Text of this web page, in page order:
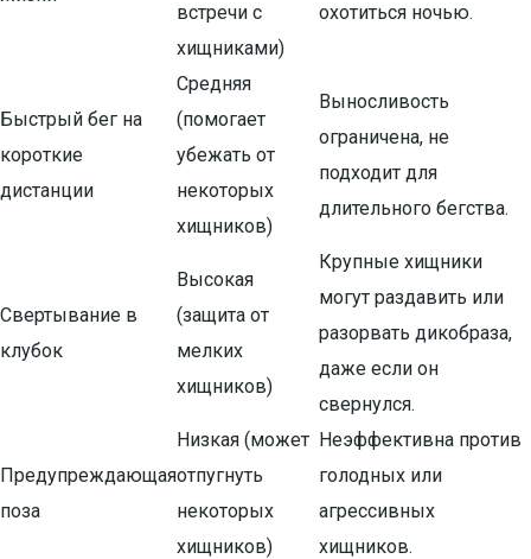
встречи с
хищниками)
охотиться ночью.
Быстрый бег на
короткие
дистанции
Средняя
(помогает
убежать от
некоторых
хищников)
Выносливость
ограничена, не
подходит для
длительного бегства.
Свертывание в
клубок
Высокая
(защита от
мелких
хищников)
Крупные хищники
могут раздавить или
разорвать дикобраза,
даже если он
свернулся.
Предупреждающая
поза
Низкая (может
отпугнуть
некоторых
хищников)
Неэффективна против
голодных или
агрессивных
хищников.